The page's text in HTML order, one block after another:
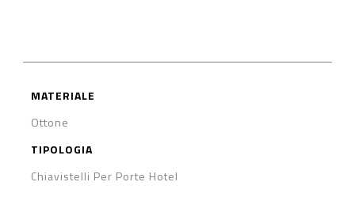
MATERIALE
Ottone
TIPOLOGIA
Chiavistelli Per Porte Hotel